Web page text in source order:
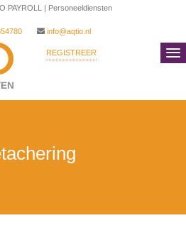
PAYROLL | Personeeldiensten
info@aqtio.nl
REGISTREER